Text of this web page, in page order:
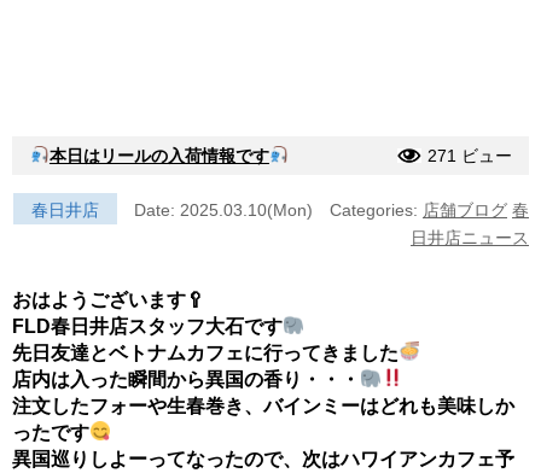
本日はリールの入荷情報です 271 ビュー
春日井店 Date: 2025.03.10(Mon) Categories: 店舗ブログ 春
日井店ニュース
おはようございます🥄
FLD春日井店スタッフ大石です
先日友達とベトナムカフェに行ってきました
店内は入った瞬間から異国の香り・・・
注文したフォーや生春巻き、バインミーはどれも美味しか
ったです
異国巡りしよーってなったので、次はハワイアンカフェ予